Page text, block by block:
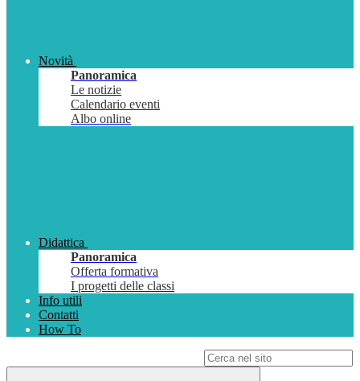
Novità
Panoramica
Le notizie
Calendario eventi
Albo online
Didattica
Panoramica
Offerta formativa
I progetti delle classi
Info utili
Contatti
How To